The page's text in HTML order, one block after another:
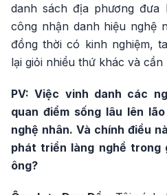
danh sách địa phương
công nhận danh hiệu nghệ
đồng thời có kinh nghiệm,
lại giỏi nhiều thứ khác và
PV: Việc vinh danh các
quan điểm sống lâu lên
nghệ nhân. Và chính điều
phát triển làng nghề trong
ông?